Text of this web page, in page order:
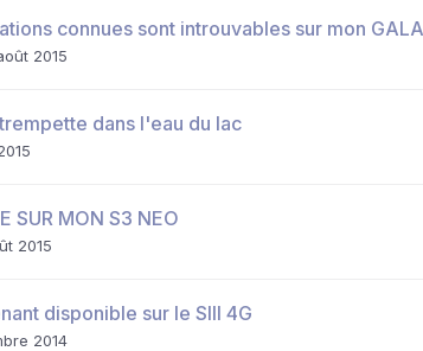
connues sont introuvables sur mon
2015
dans l'eau du lac
SUR MON S3 NEO
2015
disponible sur le SIII 4G
2014